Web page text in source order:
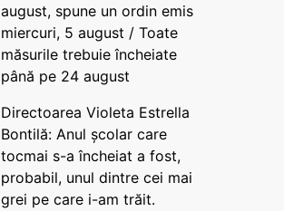
august, spune un ordin emis
miercuri, 5 august / Toate
măsurile trebuie încheiate
până pe 24 august
Directoarea Violeta Estrella
Bontilă: Anul școlar care
tocmai s-a încheiat a fost,
probabil, unul dintre cei mai
grei pe care i-am trăit.